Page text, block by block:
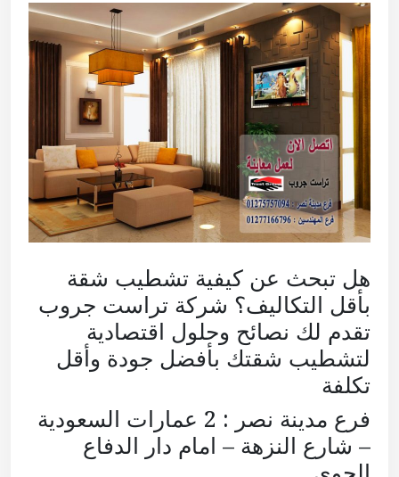
هل تبحث عن كيفية تشطيب شقة
بأقل التكاليف؟ شركة تراست جروب
تقدم لك نصائح وحلول اقتصادية
لتشطيب شقتك بأفضل جودة وأقل
تكلفة
فرع مدينة نصر : 2 عمارات السعودية
– شارع النزهة – امام دار الدفاع